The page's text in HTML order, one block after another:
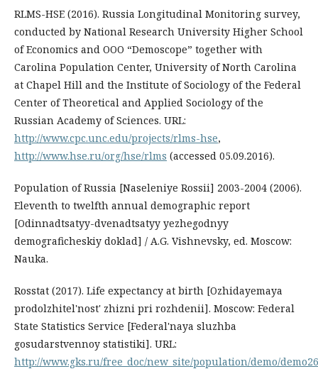
RLMS-HSE (2016). Russia Longitudinal Monitoring survey,
conducted by National Research University Higher School
of Economics and OOO “Demoscope” together with
Carolina Population Center, University of North Carolina
at Chapel Hill and the Institute of Sociology of the Federal
Center of Theoretical and Applied Sociology of the
Russian Academy of Sciences. URL:
http://www.cpc.unc.edu/projects/rlms-hse,
http://www.hse.ru/org/hse/rlms (accessed 05.09.2016).
Population of Russia [Naseleniye Rossii] 2003-2004 (2006).
Eleventh to twelfth annual demographic report
[Odinnadtsatyy-dvenadtsatyy yezhegodnyy
demograficheskiy doklad] / A.G. Vishnevsky, ed. Moscow:
Nauka.
Rosstat (2017). Life expectancy at birth [Ozhidayemaya
prodolzhitel'nost' zhizni pri rozhdenii]. Moscow: Federal
State Statistics Service [Federal'naya sluzhba
gosudarstvennoy statistiki]. URL:
http://www.gks.ru/free_doc/new_site/population/demo/